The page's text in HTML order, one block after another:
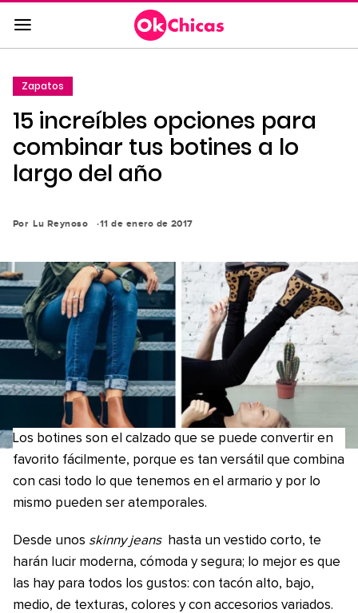
Saltar
al
contenido
la
navegación
principal
Zapatos
15 increíbles opciones para
combinar tus botines a lo
largo del año
Por Lu Reynoso 11 de enero de 2017
Los botines son el calzado que se puede convertir en
favorito fácilmente, porque es tan versátil que combina
con casi todo lo que tenemos en el armario y por lo
mismo pueden ser atemporales.
Desde unos skinny jeans
hasta un vestido corto, te
harán lucir moderna, cómoda y segura; lo mejor es que
las hay para todos los gustos: con tacón alto, bajo,
medio, de texturas, colores y con accesorios variados.